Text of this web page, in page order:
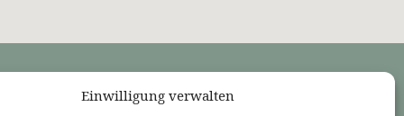
Einwilligung verwalten